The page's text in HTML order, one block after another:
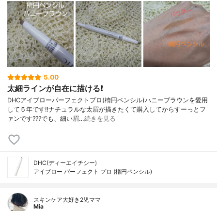
5.00
太細ラインが自在に描ける❗️
DHCアイブローパーフェクトプロ(楕円ペンシル)ハニーブラウンを愛用
して５年です‼️ナチュラルな太眉が描きたくて購入してからすーっとフ
ァンです???でも、細い眉…続きを見る
DHC(ディーエイチシー)
アイブロー パーフェクト プロ (楕円ペンシル)
スキンケア大好き2児ママ
Mia